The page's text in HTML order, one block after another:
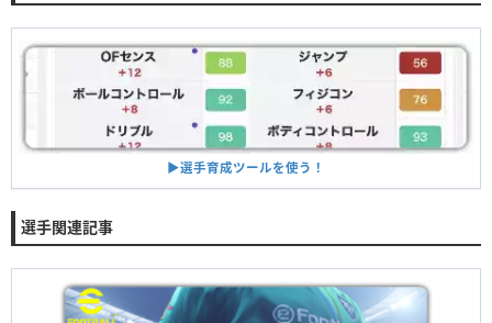
▶︎選手育成ツールを使う！
選手関連記事